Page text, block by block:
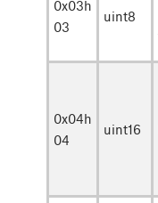
0x03h
03
uint8
0x04h
04
uint16